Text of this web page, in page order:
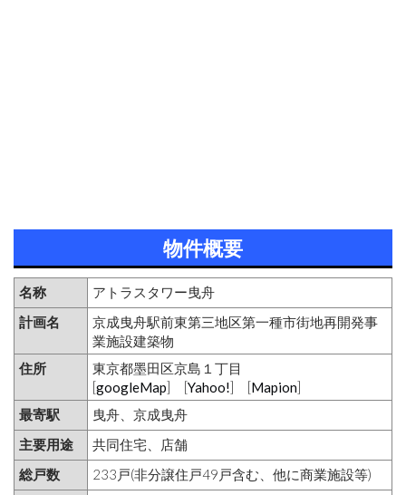
物件概要
名称
アトラスタワー曳舟
計画名
京成曳舟駅前東第三地区第一種市街地再開発事
業施設建築物
住所
東京都墨田区京島１丁目
[googleMap] [Yahoo!] [Mapion]
最寄駅
曳舟、京成曳舟
主要用途
共同住宅、店舗
総戸数
233戸(非分譲住戸49戸含む、他に商業施設等)